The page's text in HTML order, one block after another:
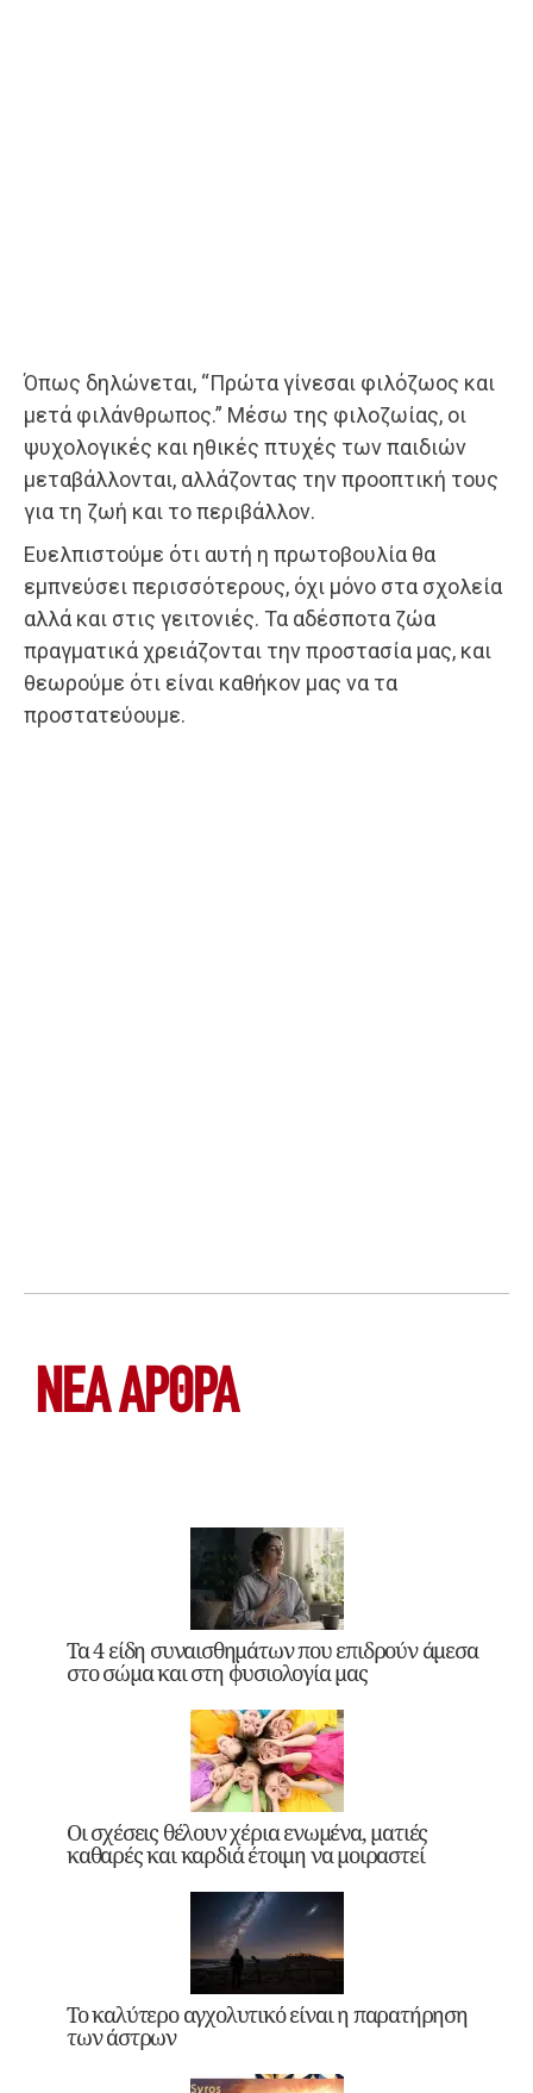
Όπως δηλώνεται, “Πρώτα γίνεσαι φιλόζωος και
μετά φιλάνθρωπος.” Μέσω της φιλοζωίας, οι
ψυχολογικές και ηθικές πτυχές των παιδιών
μεταβάλλονται, αλλάζοντας την προοπτική τους
για τη ζωή και το περιβάλλον.
Ευελπιστούμε ότι αυτή η πρωτοβουλία θα
εμπνεύσει περισσότερους, όχι μόνο στα σχολεία
αλλά και στις γειτονιές. Τα αδέσποτα ζώα
πραγματικά χρειάζονται την προστασία μας, και
θεωρούμε ότι είναι καθήκον μας να τα
προστατεύουμε.
ΝΕΑ ΆΡΘΡΑ
Τα 4 είδη συναισθημάτων που επιδρούν άμεσα
στο σώμα και στη φυσιολογία μας
Οι σχέσεις θέλουν χέρια ενωμένα, ματιές
καθαρές και καρδιά έτοιμη να μοιραστεί
Το καλύτερο αγχολυτικό είναι η παρατήρηση
των άστρων